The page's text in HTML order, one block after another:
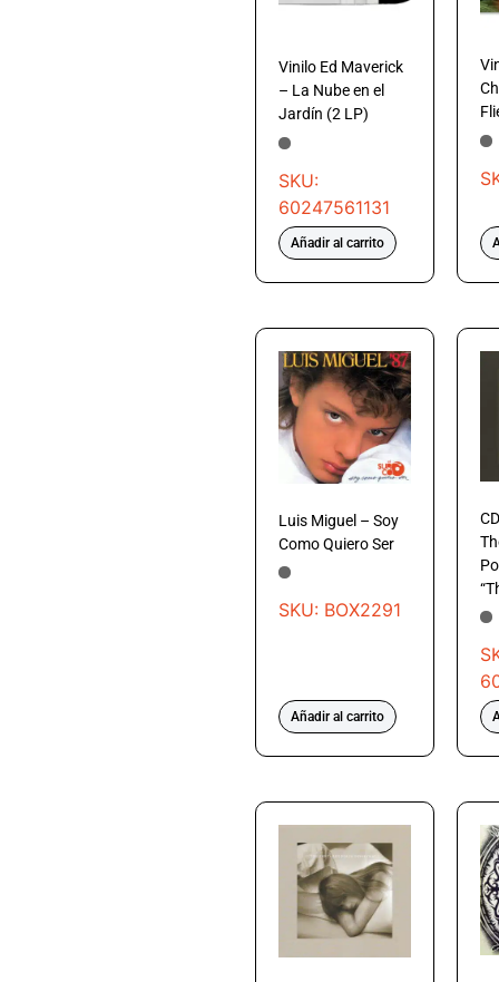
Vinilo Ed Maverick
– La Nube en el
Jardín (2 LP)
SKU:
60247561131
Añadir al carrito
Luis Miguel – Soy
Como Quiero Ser
SKU: BOX2291
Añadir al carrito